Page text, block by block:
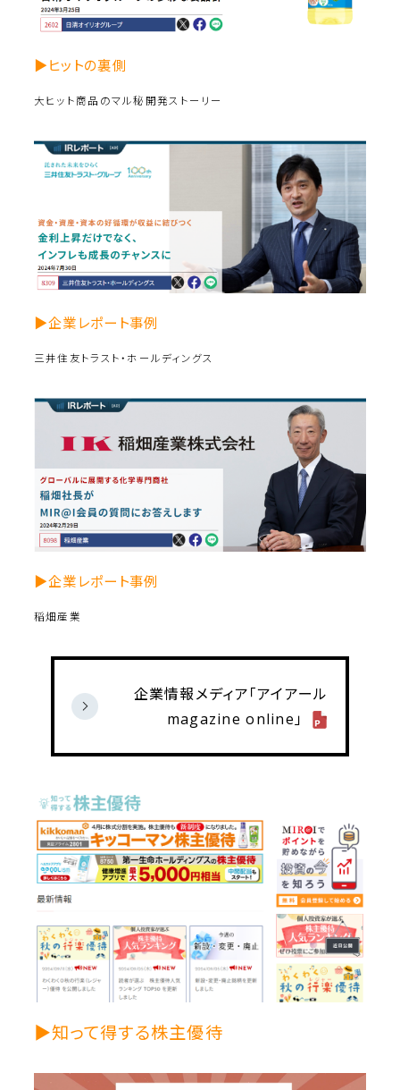
▶ヒットの裏側
大ヒット商品のマル秘開発ストーリー
▶企業レポート事例
三井住友トラスト・ホールディングス
▶企業レポート事例
稲畑産業
企業情報メディア「アイアール
magazine online」
▶知って得する株主優待